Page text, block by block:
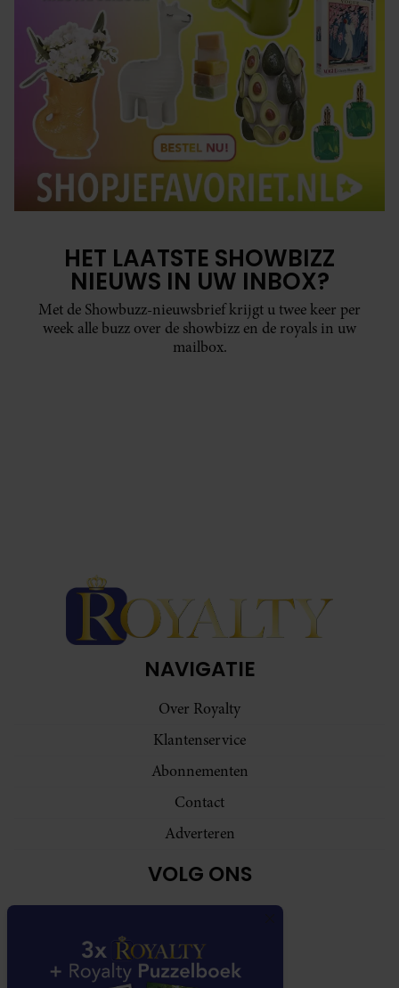
HET LAATSTE SHOWBIZZ
NIEUWS IN UW INBOX?
Met de Showbuzz-nieuwsbrief krijgt u twee keer per
week alle buzz over de showbizz en de royals in uw
mailbox.
NAVIGATIE
Over Royalty
Klantenservice
Abonnementen
Contact
Adverteren
VOLG ONS